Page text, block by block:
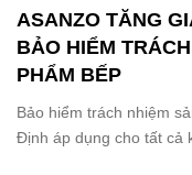
ASANZO TĂNG
BẢO HIỂM
PHẨM BẾP
Bảo hiểm trách nhiệm
Định áp dụng cho tất cả